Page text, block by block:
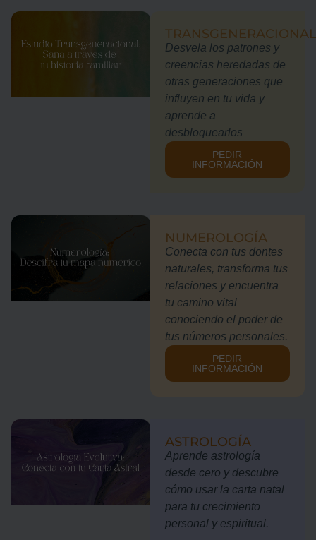
TRANSGENERACIONAL
Desvela los patrones y
creencias heredadas de
otras generaciones que
influyen en tu vida y
aprende a
desbloquearlos
PEDIR
INFORMACIÓN
NUMEROLOGÍA
Conecta con tus dontes
naturales, transforma tus
relaciones y encuentra
tu camino vital
conociendo el poder de
tus números personales.
PEDIR
INFORMACIÓN
ASTROLOGÍA
Aprende astrología
desde cero y descubre
cómo usar la carta natal
para tu crecimiento
personal y espiritual.